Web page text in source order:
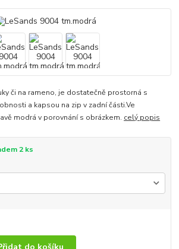
či na rameno, je dostatečně prostorná s
a kapsou na zip v zadní části.Ve
modrá v porovnání s obrázkem. celý popis
2 ks